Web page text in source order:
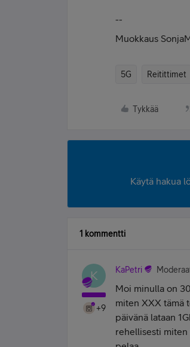
--
Muokkaus
5G Reitittimet
Tykkää
Käytä hakua
1 kommentti
K
+9
KaPetri
Moi minulla on
miten XXX tämä
päivänä lataan
rehellisesti